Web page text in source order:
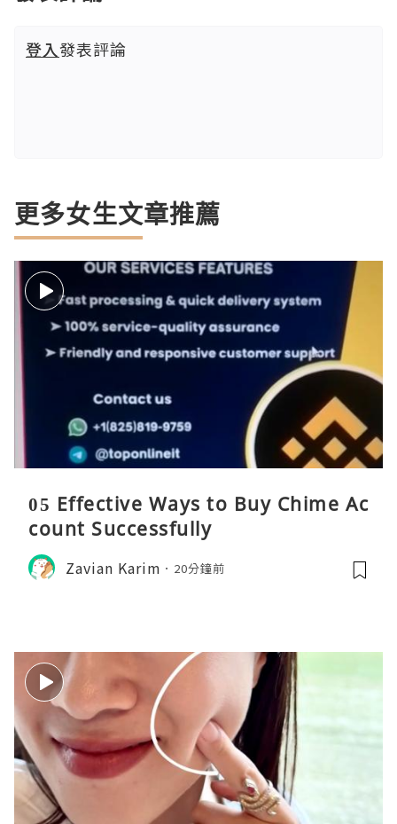
登入發表評論
更多女生文章推薦
05 Effective Ways to Buy Chime Ac
count Successfully
Zavian Karim 20分鐘前